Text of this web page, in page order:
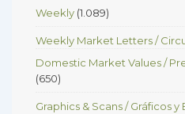
Weekly (1.089)
Weekly Market Letters /
Domestic Market Values /
(650)
Graphics & Scans / Gráficos y